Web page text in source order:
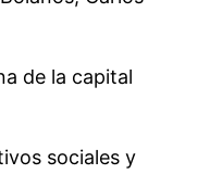
de la capital
sociales y